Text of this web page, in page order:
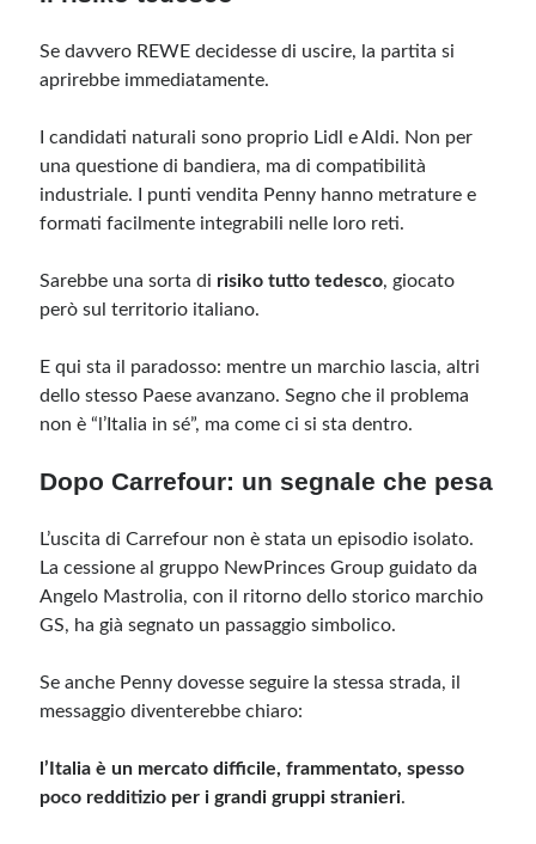
Se davvero REWE decidesse di uscire, la partita si
aprirebbe immediatamente.
I candidati naturali sono proprio Lidl e Aldi. Non per
una questione di bandiera, ma di compatibilità
industriale. I punti vendita Penny hanno metrature e
formati facilmente integrabili nelle loro reti.
Sarebbe una sorta di risiko tutto tedesco, giocato
però sul territorio italiano.
E qui sta il paradosso: mentre un marchio lascia, altri
dello stesso Paese avanzano. Segno che il problema
non è “l’Italia in sé”, ma come ci si sta dentro.
Dopo Carrefour: un segnale che pesa
L’uscita di Carrefour non è stata un episodio isolato.
La cessione al gruppo NewPrinces Group guidato da
Angelo Mastrolia, con il ritorno dello storico marchio
GS, ha già segnato un passaggio simbolico.
Se anche Penny dovesse seguire la stessa strada, il
messaggio diventerebbe chiaro:
l’Italia è un mercato difficile, frammentato, spesso
poco redditizio per i grandi gruppi stranieri.